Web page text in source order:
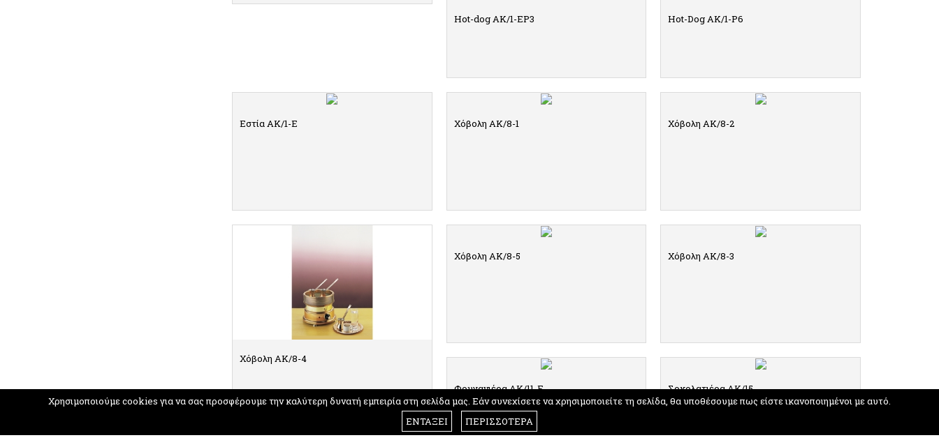
Hot-dog AK/1-EP3 Hot-Dog ΑΚ/1-Ρ6
ΛΕΠΤΟΜΕΡΕΙΕΣ
Εστία AK/1-E
ΛΕΠΤΟΜΕΡΕΙΕΣ
Χόβολη ΑΚ/8-1
ΛΕΠΤΟΜΕΡΕΙΕΣ
Χόβολη ΑΚ/8-2
ΛΕΠΤΟΜΕΡΕΙΕΣ
Χόβολη ΑΚ/8-4
ΛΕΠΤΟΜΕΡΕΙΕΣ
Χόβολη ΑΚ/8-5
ΛΕΠΤΟΜΕΡΕΙΕΣ
Χόβολη ΑΚ/8-3
ΛΕΠΤΟΜΕΡΕΙΕΣ
Φρυγανιέρα ΑΚ/11-F
ΛΕΠΤΟΜΕΡΕΙΕΣ
Σοκολατιέρα ΑΚ/15
Χρησιμοποιούμε cookies για να σας προσφέρουμε την καλύτερη δυνατή εμπειρία στη σελίδα μας. Εάν συνεχίσετε να χρησιμοποιείτε τη σελίδα, θα υποθέσουμε πως είστε ικανοποιημένοι με αυτό.
ΕΝΤΑΞΕΙ
ΠΕΡΙΣΣΟΤΕΡΑ